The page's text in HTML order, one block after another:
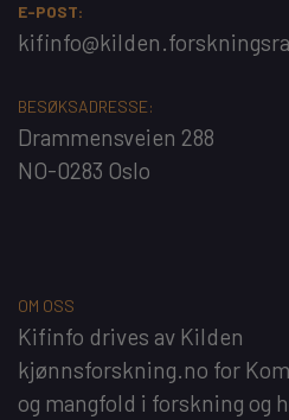
E-POST:
BESØKSADRESSE:
Drammensveien 288
NO-0283 Oslo
OM OSS
Kifinfo drives av Kilden
kjønnsforskning.no for
og mangfold i forskning og